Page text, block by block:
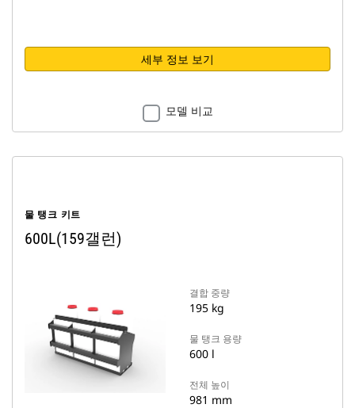
세부 정보 보기
모델 비교
물 탱크 키트
600L(159갤런)
결합 중량
195 kg
물 탱크 용량
600 l
전체 높이
981 mm